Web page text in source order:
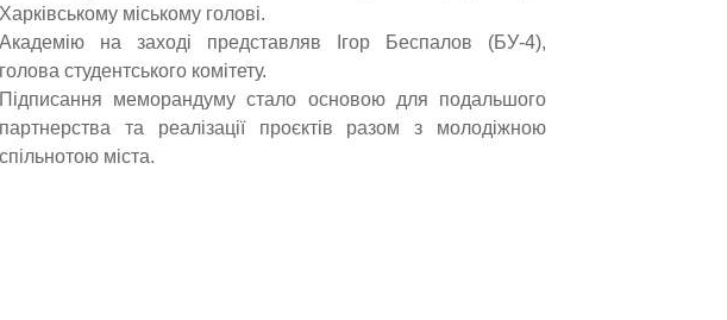
Харківському міському голові.
Академію на заході представляв Ігор Беспалов (БУ-4),
голова студентського комітету.
Підписання меморандуму стало основою для подальшого
партнерства та реалізації проєктів разом з молодіжною
спільнотою міста.